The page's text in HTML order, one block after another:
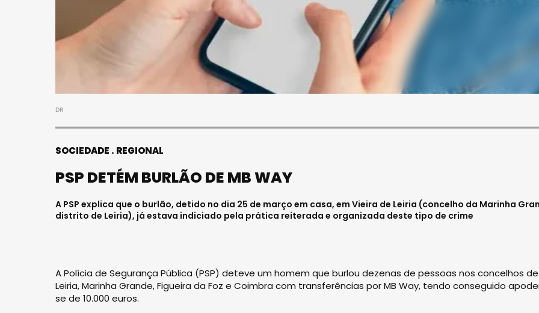
DR
SOCIEDADE REGIONAL
PSP DETÉM BURLÃO DE MB WAY
A PSP explica que o burlão, detido no dia 25 de março em casa, em Vieira de Leiria (concelho da Marinha
distrito de Leiria), já estava indiciado pela prática reiterada e organizada deste tipo de crime
A Polícia de Segurança Pública (PSP) deteve um homem que burlou dezenas de pessoas nos concelhos de
Leiria, Marinha Grande, Figueira da Foz e Coimbra com transferências por MB Way, tendo conseguido
se de 10.000 euros.
SOCIEDADE
ASAE APREENDE CERCA DE
21 MIL LITROS DE VINHO E
ESPUMANTE NA REGIÃO
CENTRO